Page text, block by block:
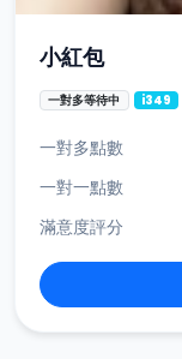
小紅包
一對多等待中 i349
一對多點數
一對一點數
滿意度評分